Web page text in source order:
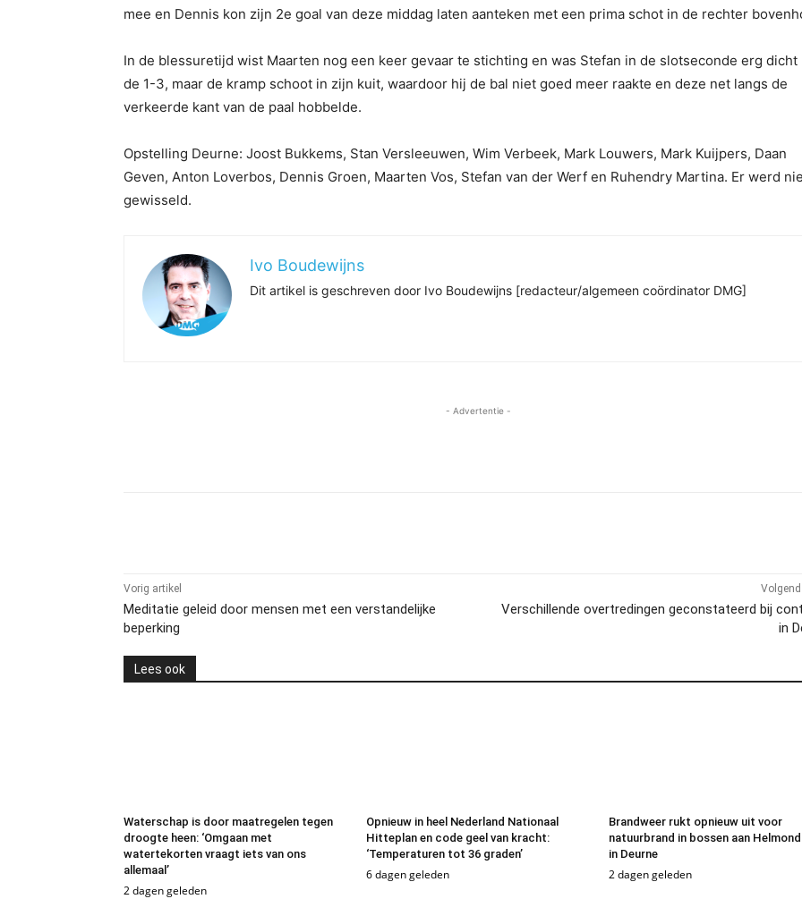
mee en Dennis kon zijn 2e goal van deze middag laten aanteken met een prima schot in de rechter
In de blessuretijd wist Maarten nog een keer gevaar te stichting en was Stefan in de slotseconde erg dicht
de 1-3, maar de kramp schoot in zijn kuit, waardoor hij de bal niet goed meer raakte en deze net langs de
verkeerde kant van de paal hobbelde.
Opstelling Deurne: Joost Bukkems, Stan Versleeuwen, Wim Verbeek, Mark Louwers, Mark Kuijpers, Daan
Geven, Anton Loverbos, Dennis Groen, Maarten Vos, Stefan van der Werf en Ruhendry Martina. Er werd
gewisseld.
Ivo Boudewijns
Dit artikel is geschreven door Ivo Boudewijns [redacteur/algemeen coördinator DMG]
- Advertentie -
Vorig artikel
Meditatie geleid door mensen met een verstandelijke
beperking
Verschillende overtredingen geconstateerd bij
in
Lees ook
Waterschap is door maatregelen tegen
droogte heen: ‘Omgaan met
watertekorten vraagt iets van ons
allemaal’
2 dagen geleden
Opnieuw in heel Nederland Nationaal
Hitteplan en code geel van kracht:
‘Temperaturen tot 36 graden’
6 dagen geleden
Brandweer rukt opnieuw uit voor
natuurbrand in bossen aan
in Deurne
2 dagen geleden